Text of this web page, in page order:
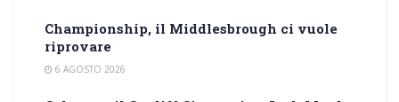
Championship, il Middlesbrough ci vuole
riprovare
6 AGOSTO 2026